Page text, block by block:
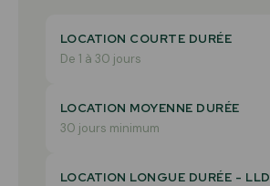
LOCATION COURTE DURÉE
De 1 à 30 jours
LOCATION MOYENNE DURÉE
30 jours minimum
LOCATION LONGUE DURÉE - LLD